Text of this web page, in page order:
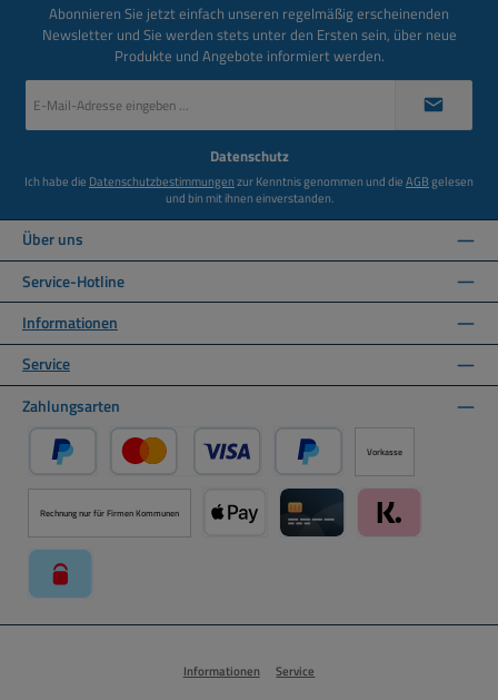
Abonnieren Sie jetzt einfach unseren regelmäßig erscheinenden
Newsletter und Sie werden stets unter den Ersten sein, über neue
Produkte und Angebote informiert werden.
Mail-
Datenschutz
Ich habe die Datenschutzbestimmungenzur Kenntnis genommen und dieAGBgelesen
und bin mit ihnen einverstanden.
Über uns
Service-Hotline
Informationen
Service
Zahlungsarten
PayPal Kredit- oder Debitkarte über PayPal
Später Bezahlen über PayPal
Vorkasse
Rechnung nur für Firmen Kommunen
Informationen Service